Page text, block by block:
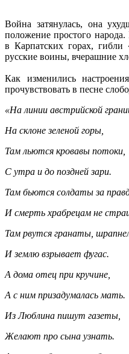
Война затянулась, она
положение простого
в Карпатских горах, гибли
русские воины, вчерашние
Как изменились
прочувствовать в песне
«На линии австрийской
На склоне зеленой горы,
Там льются кровавы потоки,
С утра и до поздней зари.
Там бьются солдаты за
И смерть храбрецам не
Там рвутся гранаты,
И землю взрывает фугас.
А дома отец при кручине,
А с ним призадумалась мать.
Из Люблина пишут газеты,
Желают про сына узнать.